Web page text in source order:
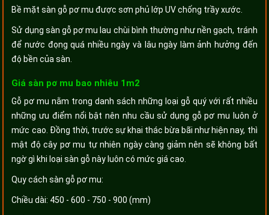
Bề mặt sàn gỗ pơ mu được sơn phủ lớp UV chống trầy xước.
Sử dụng sàn gỗ pơ mu lau chùi bình thường như nền gạch, tránh
để nước đọng quá nhiều ngày và lâu ngày làm ảnh hưởng đến
độ bền của sàn.
Giá sàn pơ mu bao nhiêu 1m2
Gỗ pơ mu nằm trong danh sách những loại gỗ quý với rất nhiều
những ưu điểm nổi bật nên nhu cầu sử dụng gỗ pơ mu luôn ở
mức cao. Đồng thời, trước sự khai thác bừa bãi như hiện nay, thì
mật độ cây pơ mu tự nhiên ngày càng giảm nên sẽ không bất
ngờ gì khi loại sàn gỗ này luôn có mức giá cao.
Quy cách sàn gỗ pơ mu:
Chiều dài: 450 - 600 - 750 - 900 (mm)